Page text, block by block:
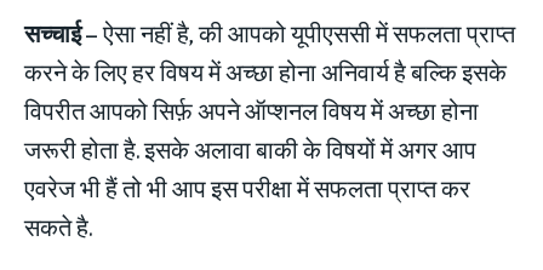
सच्चाई –ऐसा नहीं है, की आपको यूपीएससी में सफलता प्राप्त
करने के लिए हर विषय में अच्छा होना अनिवार्य है बल्कि इसके
विपरीत आपको सिर्फ़ अपने ऑप्शनल विषय में अच्छा होना
जरूरी होता है. इसके अलावा बाकी के विषयों में अगर आप
एवरेज भी हैं तो भी आप इस परीक्षा में सफलता प्राप्त कर
सकते है.